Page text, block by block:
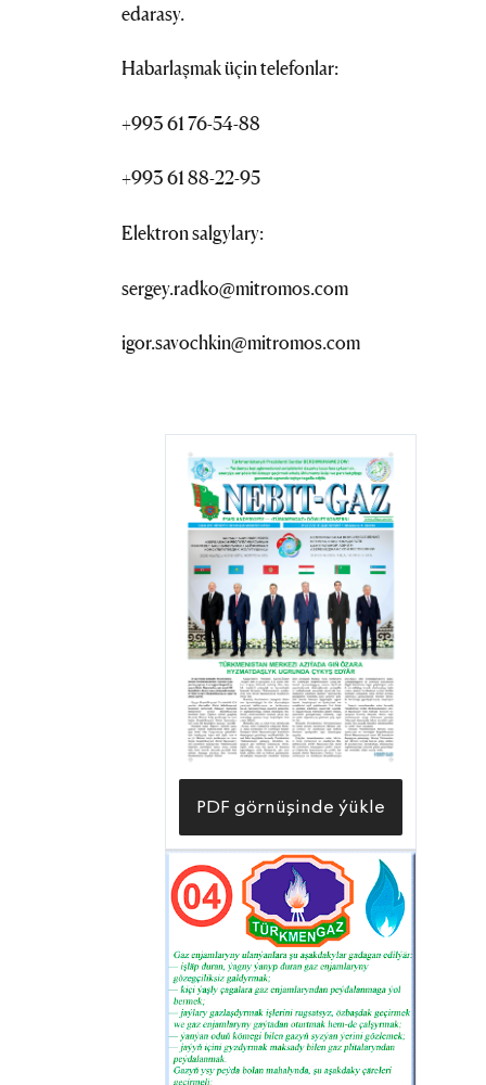
edarasy.
Habarlaşmak üçin telefonlar:
+993 61 76-54-88
+993 61 88-22-95
Elektron salgylary:
sergey.radko@mitromos.com
igor.savochkin@mitromos.com
PDF görnüşinde ýükle